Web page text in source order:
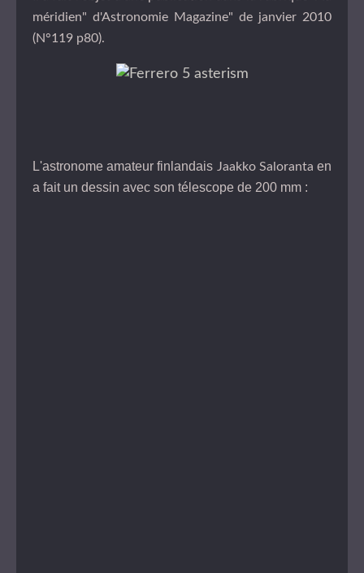
méridien" d'Astronomie Magazine" de janvier 2010
(N°119 p80).
L'astronome amateur finlandais Jaakko Saloranta en
a fait un dessin avec son télescope de 200 mm :